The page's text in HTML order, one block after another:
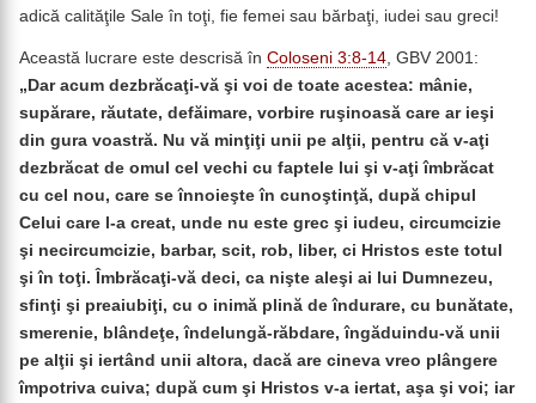
adică calităţile Sale în toţi, fie femei sau bărbaţi, iudei sau greci!
Această lucrare este descrisă în Coloseni 3:8-14 , GBV 2001:
„Dar acum dezbrăcaţi-vă şi voi de toate acestea: mânie,
supărare, răutate, defăimare, vorbire ruşinoasă care ar ieşi
din gura voastră. Nu vă minţiţi unii pe alţii, pentru că v-aţi
dezbrăcat de omul cel vechi cu faptele lui şi v-aţi îmbrăcat
cu cel nou, care se înnoieşte în cunoştinţă, după chipul
Celui care l-a creat, unde nu este grec şi iudeu, circumcizie
şi necircumcizie, barbar, scit, rob, liber, ci Hristos este totul
şi în toţi. Îmbrăcaţi-vă deci, ca nişte aleşi ai lui Dumnezeu,
sfinţi şi preaiubiţi, cu o inimă plină de îndurare, cu bunătate,
smerenie, blândeţe, îndelungă-răbdare, îngăduindu-vă unii
pe alţii şi iertând unii altora, dacă are cineva vreo plângere
împotriva cuiva; după cum şi Hristos v-a iertat, aşa şi voi; iar